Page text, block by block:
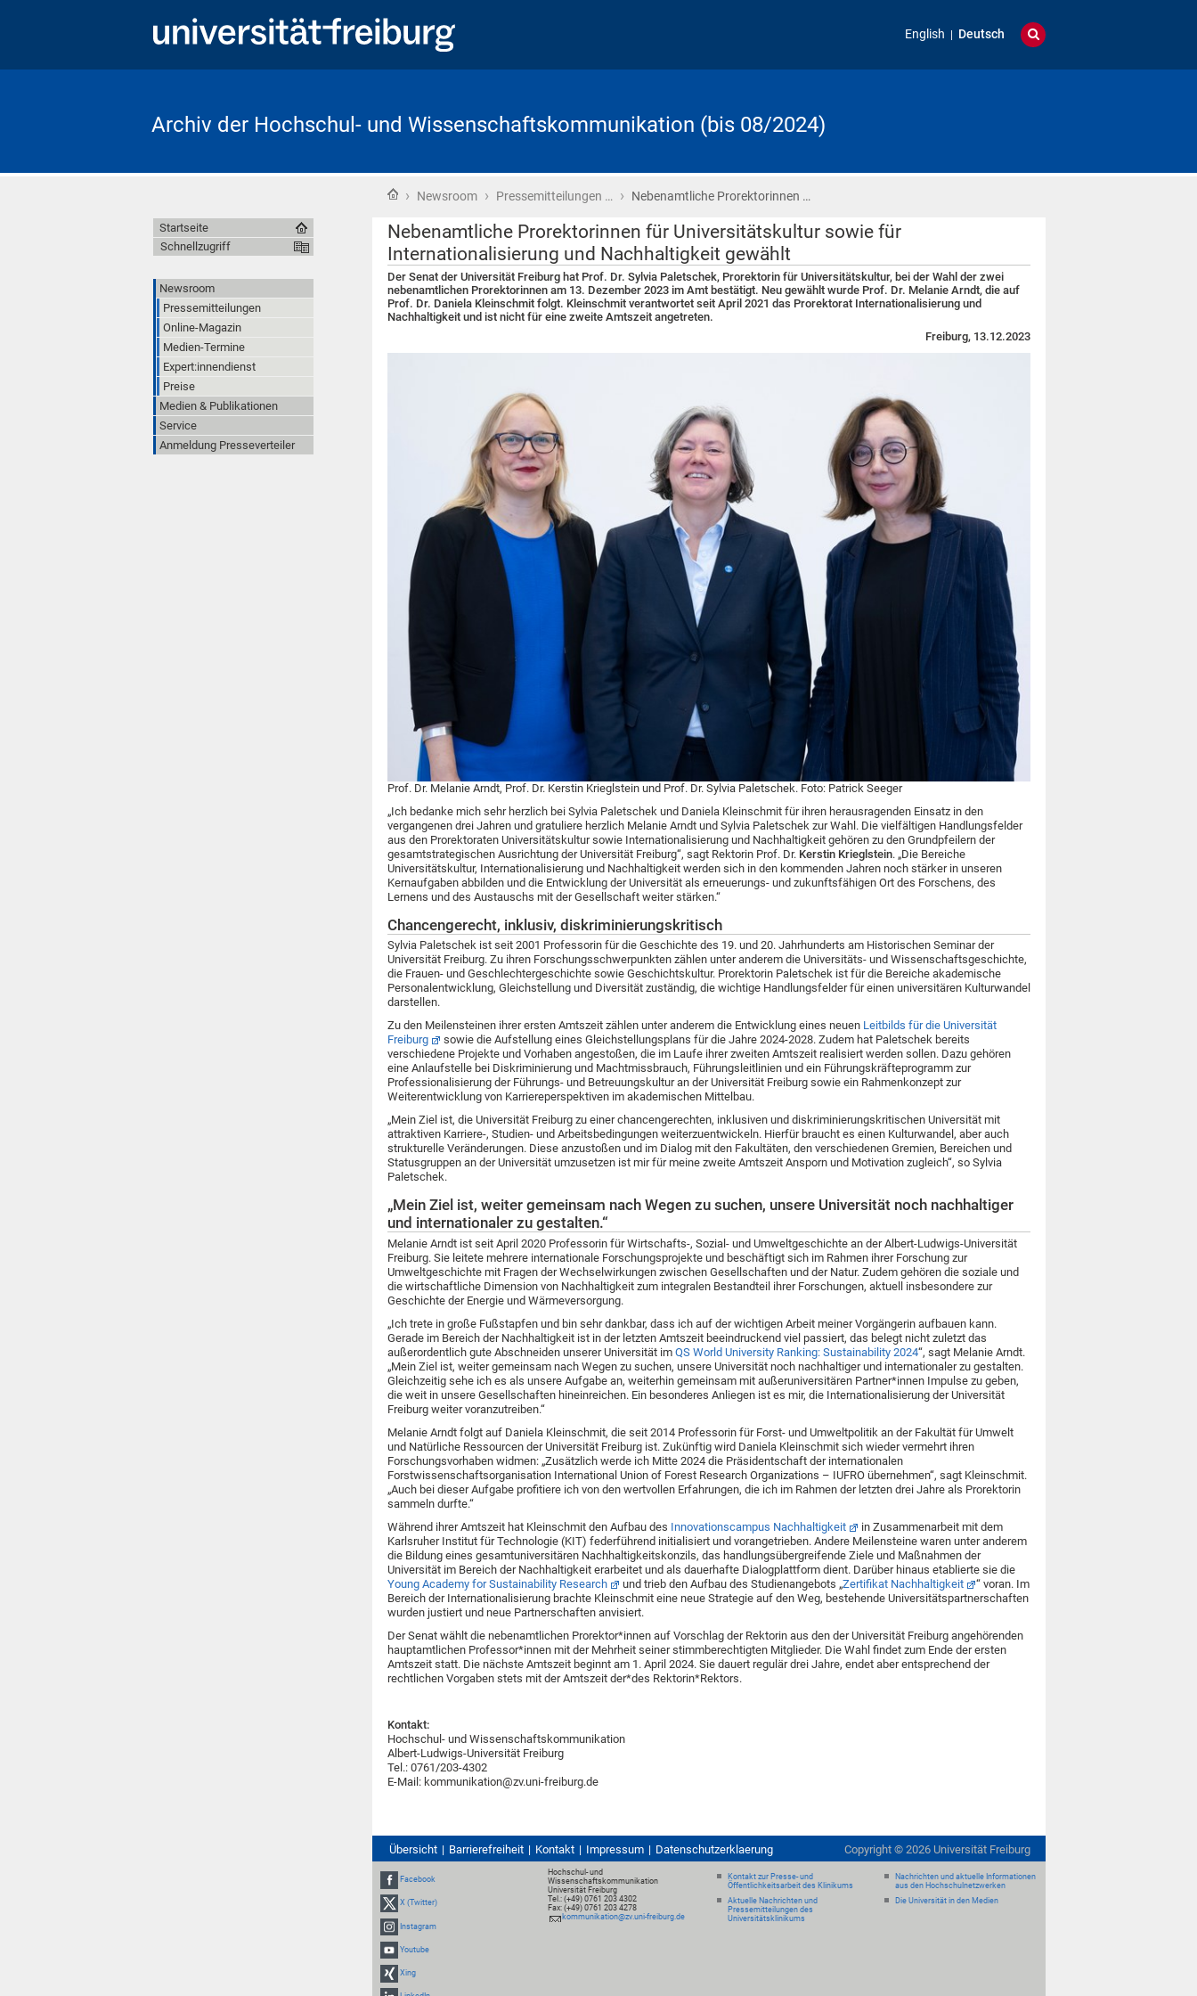
English Deutsch
Archiv der Hochschul- und Wissenschaftskommunikation (bis 08/2024)
Startseite
› Newsroom › Pressemitteilungen … › Nebenamtliche Prorektorinnen …
Nebenamtliche Prorektorinnen für Universitätskultur sowie für
Internationalisierung und Nachhaltigkeit gewählt
Der Senat der Universität Freiburg hat Prof. Dr. Sylvia Paletschek, Prorektorin für Universitätskultur, bei der Wahl der zwei
nebenamtlichen Prorektorinnen am 13. Dezember 2023 im Amt bestätigt. Neu gewählt wurde Prof. Dr. Melanie Arndt, die auf
Prof. Dr. Daniela Kleinschmit folgt. Kleinschmit verantwortet seit April 2021 das Prorektorat Internationalisierung und
Nachhaltigkeit und ist nicht für eine zweite Amtszeit angetreten.
Freiburg, 13.12.2023
Prof. Dr. Melanie Arndt, Prof. Dr. Kerstin Krieglstein und Prof. Dr. Sylvia Paletschek. Foto: Patrick Seeger
„Ich bedanke mich sehr herzlich bei Sylvia Paletschek und Daniela Kleinschmit für ihren herausragenden Einsatz in den
vergangenen drei Jahren und gratuliere herzlich Melanie Arndt und Sylvia Paletschek zur Wahl. Die vielfältigen Handlungsfelder
aus den Prorektoraten Universitätskultur sowie Internationalisierung und Nachhaltigkeit gehören zu den Grundpfeilern der
gesamtstrategischen Ausrichtung der Universität Freiburg“, sagt Rektorin Prof. Dr. Kerstin Krieglstein. „Die Bereiche
Universitätskultur, Internationalisierung und Nachhaltigkeit werden sich in den kommenden Jahren noch stärker in unseren
Kernaufgaben abbilden und die Entwicklung der Universität als erneuerungs- und zukunftsfähigen Ort des Forschens, des
Lernens und des Austauschs mit der Gesellschaft weiter stärken.“
Chancengerecht, inklusiv, diskriminierungskritisch
Sylvia Paletschek ist seit 2001 Professorin für die Geschichte des 19. und 20. Jahrhunderts am Historischen Seminar der
Universität Freiburg. Zu ihren Forschungsschwerpunkten zählen unter anderem die Universitäts- und Wissenschaftsgeschichte,
die Frauen- und Geschlechtergeschichte sowie Geschichtskultur. Prorektorin Paletschek ist für die Bereiche akademische
Personalentwicklung, Gleichstellung und Diversität zuständig, die wichtige Handlungsfelder für einen universitären Kulturwandel
darstellen.
Zu den Meilensteinen ihrer ersten Amtszeit zählen unter anderem die Entwicklung eines neuen Leitbilds für die Universität
Freiburg
sowie die Aufstellung eines Gleichstellungsplans für die Jahre 2024-2028. Zudem hat Paletschek bereits
verschiedene Projekte und Vorhaben angestoßen, die im Laufe ihrer zweiten Amtszeit realisiert werden sollen. Dazu gehören
eine Anlaufstelle bei Diskriminierung und Machtmissbrauch, Führungsleitlinien und ein Führungskräfteprogramm zur
Professionalisierung der Führungs- und Betreuungskultur an der Universität Freiburg sowie ein Rahmenkonzept zur
Weiterentwicklung von Karriereperspektiven im akademischen Mittelbau.
„Mein Ziel ist, die Universität Freiburg zu einer chancengerechten, inklusiven und diskriminierungskritischen Universität mit
attraktiven Karriere-, Studien- und Arbeitsbedingungen weiterzuentwickeln. Hierfür braucht es einen Kulturwandel, aber auch
strukturelle Veränderungen. Diese anzustoßen und im Dialog mit den Fakultäten, den verschiedenen Gremien, Bereichen und
Statusgruppen an der Universität umzusetzen ist mir für meine zweite Amtszeit Ansporn und Motivation zugleich“, so Sylvia
Paletschek.
„Mein Ziel ist, weiter gemeinsam nach Wegen zu suchen, unsere Universität noch nachhaltiger
und internationaler zu gestalten.“
Melanie Arndt ist seit April 2020 Professorin für Wirtschafts-, Sozial- und Umweltgeschichte an der Albert-Ludwigs-Universität
Freiburg. Sie leitete mehrere internationale Forschungsprojekte und beschäftigt sich im Rahmen ihrer Forschung zur
Umweltgeschichte mit Fragen der Wechselwirkungen zwischen Gesellschaften und der Natur. Zudem gehören die soziale und
die wirtschaftliche Dimension von Nachhaltigkeit zum integralen Bestandteil ihrer Forschungen, aktuell insbesondere zur
Geschichte der Energie und Wärmeversorgung.
„Ich trete in große Fußstapfen und bin sehr dankbar, dass ich auf der wichtigen Arbeit meiner Vorgängerin aufbauen kann.
Gerade im Bereich der Nachhaltigkeit ist in der letzten Amtszeit beeindruckend viel passiert, das belegt nicht zuletzt das
außerordentlich gute Abschneiden unserer Universität im QS World University Ranking: Sustainability 2024“, sagt Melanie Arndt.
„Mein Ziel ist, weiter gemeinsam nach Wegen zu suchen, unsere Universität noch nachhaltiger und internationaler zu gestalten.
Gleichzeitig sehe ich es als unsere Aufgabe an, weiterhin gemeinsam mit außeruniversitären Partner*innen Impulse zu geben,
die weit in unsere Gesellschaften hineinreichen. Ein besonderes Anliegen ist es mir, die Internationalisierung der Universität
Freiburg weiter voranzutreiben.“
Melanie Arndt folgt auf Daniela Kleinschmit, die seit 2014 Professorin für Forst- und Umweltpolitik an der Fakultät für Umwelt
und Natürliche Ressourcen der Universität Freiburg ist. Zukünftig wird Daniela Kleinschmit sich wieder vermehrt ihren
Forschungsvorhaben widmen: „Zusätzlich werde ich Mitte 2024 die Präsidentschaft der internationalen
Forstwissenschaftsorganisation International Union of Forest Research Organizations – IUFRO übernehmen“, sagt Kleinschmit.
„Auch bei dieser Aufgabe profitiere ich von den wertvollen Erfahrungen, die ich im Rahmen der letzten drei Jahre als Prorektorin
sammeln durfte.“
Während ihrer Amtszeit hat Kleinschmit den Aufbau des Innovationscampus Nachhaltigkeit
in Zusammenarbeit mit dem
Karlsruher Institut für Technologie (KIT) federführend initialisiert und vorangetrieben. Andere Meilensteine waren unter anderem
die Bildung eines gesamtuniversitären Nachhaltigkeitskonzils, das handlungsübergreifende Ziele und Maßnahmen der
Universität im Bereich der Nachhaltigkeit erarbeitet und als dauerhafte Dialogplattform dient. Darüber hinaus etablierte sie die
Young Academy for Sustainability Research
und trieb den Aufbau des Studienangebots „Zertifikat Nachhaltigkeit
“ voran. Im
Bereich der Internationalisierung brachte Kleinschmit eine neue Strategie auf den Weg, bestehende Universitätspartnerschaften
wurden justiert und neue Partnerschaften anvisiert.
Der Senat wählt die nebenamtlichen Prorektor*innen auf Vorschlag der Rektorin aus den der Universität Freiburg angehörenden
hauptamtlichen Professor*innen mit der Mehrheit seiner stimmberechtigten Mitglieder. Die Wahl findet zum Ende der ersten
Amtszeit statt. Die nächste Amtszeit beginnt am 1. April 2024. Sie dauert regulär drei Jahre, endet aber entsprechend der
rechtlichen Vorgaben stets mit der Amtszeit der*des Rektorin*Rektors.
Kontakt:
Hochschul- und Wissenschaftskommunikation
Albert-Ludwigs-Universität Freiburg
Tel.: 0761/203-4302
E-Mail: kommunikation@zv.uni-freiburg.de
Startseite
Schnellzugriff
Newsroom
Pressemitteilungen
Online-Magazin
Medien-Termine
Expert:innendienst
Preise
Medien & Publikationen
Service
Anmeldung Presseverteiler
Übersicht Barrierefreiheit Kontakt Impressum Datenschutzerklaerung Copyright © 2026 Universität Freiburg
Facebook
X (Twitter)
Instagram
Youtube
Xing
Hochschul- und
Wissenschaftskommunikation
Universität Freiburg
Tel.: (+49) 0761 203 4302
Fax: (+49) 0761 203 4278
kommunikation@zv.uni-freiburg.de
Kontakt zur Presse- und
Öffentlichkeitsarbeit des Klinikums
Aktuelle Nachrichten und
Pressemitteilungen des
Universitätsklinikums
Nachrichten und aktuelle Informationen
aus den Hochschulnetzwerken
Die Universität in den Medien